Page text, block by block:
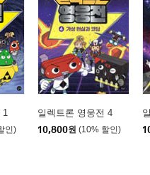
1
인)
일렉트론 영웅전 4
10,800원 (10% 할인)